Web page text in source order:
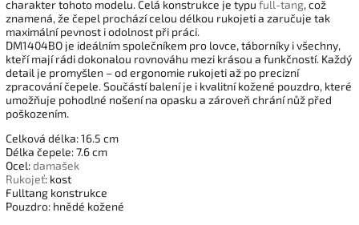
charakter tohoto modelu. Celá konstrukce je typu full-tang, což
znamená, že čepel prochází celou délkou rukojeti a zaručuje tak
maximální pevnost i odolnost při práci.
DM1404BO je ideálním společníkem pro lovce, táborníky i všechny,
kteří mají rádi dokonalou rovnováhu mezi krásou a funkčností. Každý
detail je promyšlen – od ergonomie rukojeti až po precizní
zpracování čepele. Součástí balení je i kvalitní kožené pouzdro, které
umožňuje pohodlné nošení na opasku a zároveň chrání nůž před
poškozením.
Celková délka: 16.5 cm
Délka čepele: 7.6 cm
Ocel:damašek
Rukojeť: kost
Fulltang konstrukce
Pouzdro: hnědé kožené